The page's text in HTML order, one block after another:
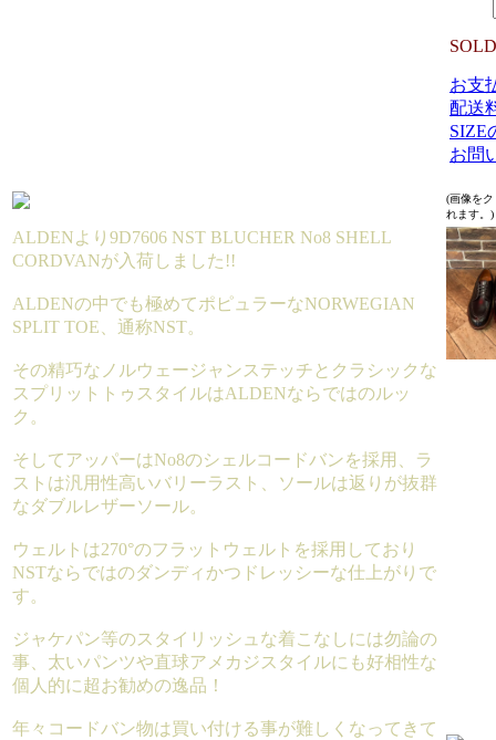
お支
配送
SIZE
お問
(画像を
れます。)
ALDENより9D7606 NST BLUCHER No8 SHELL
CORDVANが入荷しました!!
ALDENの中でも極めてポピュラーなNORWEGIAN
SPLIT TOE、通称NST。
その精巧なノルウェージャンステッチとクラシックな
スプリットトゥスタイルはALDENならではのルッ
ク。
そしてアッパーはNo8のシェルコードバンを採用、ラ
ストは汎用性高いバリーラスト、ソールは返りが抜群
なダブルレザーソール。
ウェルトは270°のフラットウェルトを採用しており
NSTならではのダンディかつドレッシーな仕上がりで
す。
ジャケパン等のスタイリッシュな着こなしには勿論の
事、太いパンツや直球アメカジスタイルにも好相性な
個人的に超お勧めの逸品！
年々コードバン物は買い付ける事が難しくなってきて